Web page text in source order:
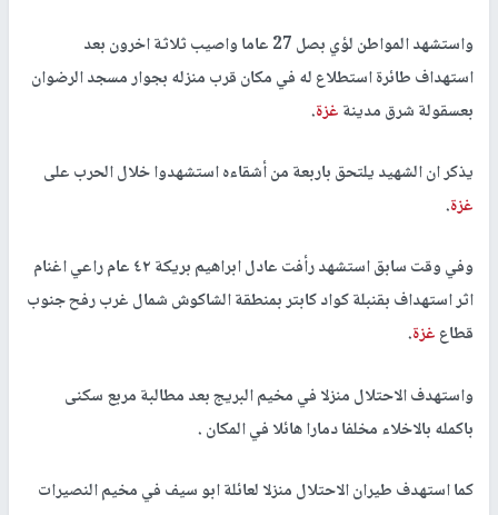
واستشهد المواطن لؤي بصل 27 عاما واصيب ثلاثة اخرون بعد
استهداف طائرة استطلاع له في مكان قرب منزله بجوار مسجد الرضوان
بعسقولة شرق مدينةغزة.
يذكر ان الشهيد يلتحق باربعة من أشقاءه استشهدوا خلال الحرب على
غزة.
وفي وقت سابق استشهد رأفت عادل ابراهيم بريكة ٤٢ عام راعي اغنام
اثر استهداف بقنبلة كواد كابتر بمنطقة الشاكوش شمال غرب رفح جنوب
قطاعغزة.
واستهدف الاحتلال منزلا في مخيم البريج بعد مطالبة مربع سكنى
باكمله بالاخلاء مخلفا دمارا هائلا في المكان .
كما استهدف طيران الاحتلال منزلا لعائلة ابو سيف في مخيم النصيرات